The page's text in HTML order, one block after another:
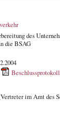
des
die BSAG
Beschlussprotokoll
im Amt des